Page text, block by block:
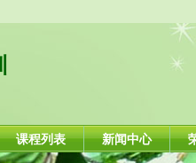
课程列表 新闻中心